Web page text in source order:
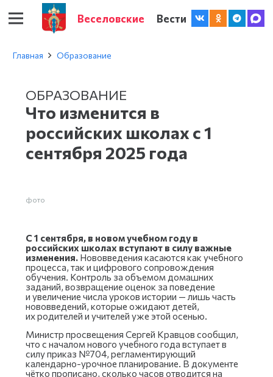
Веселовские Вести
Главная Образование
ОБРАЗОВАНИЕ
Что изменится в
российских школах с 1
сентября 2025 года
фото
С 1 сентября, в новом учебном году в
российских школах вступают в силу важные
изменения. Нововведения касаются как учебного
процесса, так и цифрового сопровождения
обучения. Контроль за объемом домашних
заданий, возвращение оценок за поведение
и увеличение числа уроков истории — лишь часть
нововведений, которые ожидают детей,
их родителей и учителей уже этой осенью.
Министр просвещения Сергей Кравцов сообщил,
что с началом нового учебного года вступает в
силу приказ №704, регламентирующий
календарно-урочное планирование. В документе
чётко прописано, сколько часов отводится на